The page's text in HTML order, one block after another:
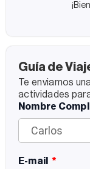
Guía de
Te enviamos
actividades
Nombre
E-mail